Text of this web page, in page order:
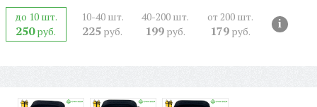
до 10 шт.
250руб.
10-40 шт.
225 руб.
40-200 шт.
199 руб.
от 200 шт.
179 руб.
i